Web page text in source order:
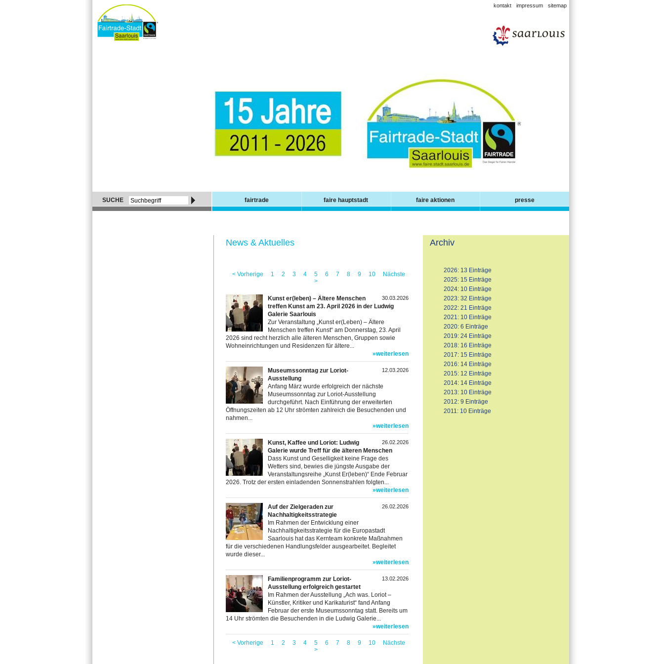
kontakt impressum sitemap
SUCHE fairtrade faire hauptstadt faire aktionen presse
News & Aktuelles
< Vorherige 1 2 3 4 5 6 7 8 9 10
Nächste
>
30.03.2026
Kunst er(leben) – Ältere Menschen
treffen Kunst am 23. April 2026 in der Ludwig
Galerie Saarlouis
Zur Veranstaltung „Kunst er(Leben) – Ältere
Menschen treffen Kunst“ am Donnerstag, 23. April
2026 sind recht herzlich alle älteren Menschen, Gruppen sowie
Wohneinrichtungen und Residenzen für ältere...
»weiterlesen
12.03.2026
Museumssonntag zur Loriot-
Ausstellung
Anfang März wurde erfolgreich der nächste
Museumssonntag zur Loriot-Ausstellung
durchgeführt. Nach Einführung der erweiterten
Öffnungszeiten ab 12 Uhr strömten zahlreich die Besuchenden und
nahmen...
»weiterlesen
26.02.2026
Kunst, Kaffee und Loriot: Ludwig
Galerie wurde Treff für die älteren Menschen
Dass Kunst und Geselligkeit keine Frage des
Wetters sind, bewies die jüngste Ausgabe der
Veranstaltungsreihe „Kunst Er(leben)“ Ende Februar
2026. Trotz der ersten einladenden Sonnenstrahlen folgten...
»weiterlesen
26.02.2026
Auf der Zielgeraden zur
Nachhaltigkeitsstrategie
Im Rahmen der Entwicklung einer
Nachhaltigkeitsstrategie für die Europastadt
Saarlouis hat das Kernteam konkrete Maßnahmen
für die verschiedenen Handlungsfelder ausgearbeitet. Begleitet
wurde dieser...
»weiterlesen
13.02.2026
Familienprogramm zur Loriot-
Ausstellung erfolgreich gestartet
Im Rahmen der Ausstellung „Ach was. Loriot –
Künstler, Kritiker und Karikaturist“ fand Anfang
Februar der erste Museumssonntag statt. Bereits um
14 Uhr strömten die Besuchenden in die Ludwig Galerie...
»weiterlesen
< Vorherige 1 2 3 4 5 6 7 8 9 10
Nächste
>
Archiv
2026: 13 Einträge
2025: 15 Einträge
2024: 10 Einträge
2023: 32 Einträge
2022: 21 Einträge
2021: 10 Einträge
2020: 6 Einträge
2019: 24 Einträge
2018: 16 Einträge
2017: 15 Einträge
2016: 14 Einträge
2015: 12 Einträge
2014: 14 Einträge
2013: 10 Einträge
2012: 9 Einträge
2011: 10 Einträge